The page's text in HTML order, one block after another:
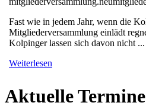
Fast wie in jedem Jahr, wenn die
Mitgliederversammlung einlädt
Kolpinger lassen sich davon nicht ...
Weiterlesen
Aktuelle Termine